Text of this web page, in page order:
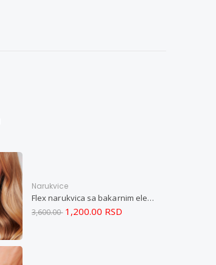
Narukvice
Flex narukvica sa bakarnim elementima M
3,600.00 1,200.00 RSD